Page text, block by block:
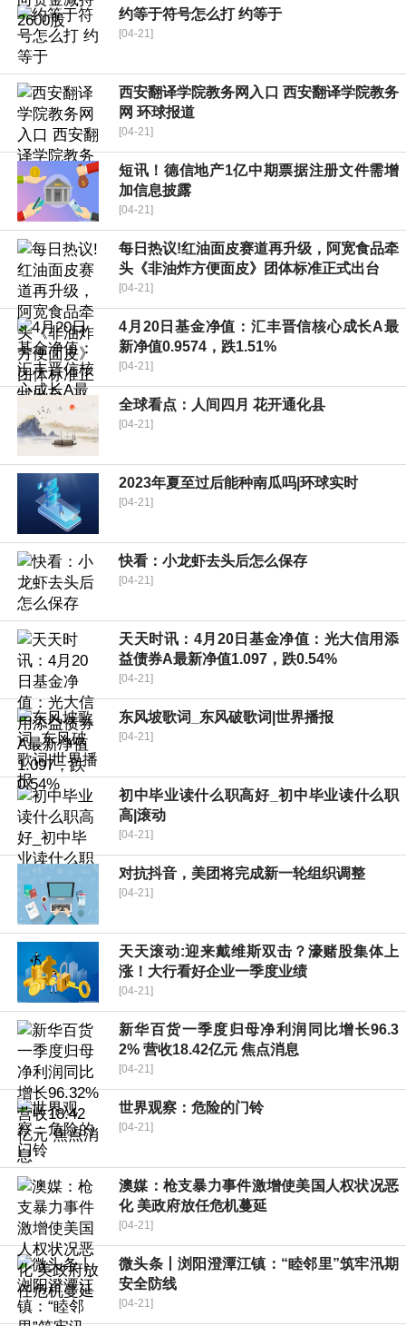
约等于符号怎么打 约等于
[04-21]
西安翻译学院教务网入口 西安翻译学院教务
网 环球报道
[04-21]
短讯！德信地产1亿中期票据注册文件需增
加信息披露
[04-21]
每日热议!红油面皮赛道再升级，阿宽食品牵
头《非油炸方便面皮》团体标准正式出台
[04-21]
4月20日基金净值：汇丰晋信核心成长A最
新净值0.9574，跌1.51%
[04-21]
全球看点：人间四月 花开通化县
[04-21]
2023年夏至过后能种南瓜吗|环球实时
[04-21]
快看：小龙虾去头后怎么保存
[04-21]
天天时讯：4月20日基金净值：光大信用添
益债券A最新净值1.097，跌0.54%
[04-21]
东风坡歌词_东风破歌词|世界播报
[04-21]
初中毕业读什么职高好_初中毕业读什么职
高|滚动
[04-21]
对抗抖音，美团将完成新一轮组织调整
[04-21]
天天滚动:迎来戴维斯双击？濠赌股集体上
涨！大行看好企业一季度业绩
[04-21]
新华百货一季度归母净利润同比增长96.3
2% 营收18.42亿元 焦点消息
[04-21]
世界观察：危险的门铃
[04-21]
澳媒：枪支暴力事件激增使美国人权状况恶
化 美政府放任危机蔓延
[04-21]
微头条丨浏阳澄潭江镇：“睦邻里”筑牢汛期
安全防线
[04-21]